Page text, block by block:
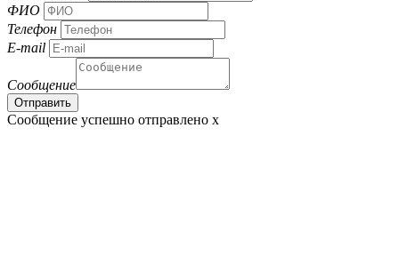
ФИО
Телефон
E-mail
Сообщение
Сообщение успешно отправлено x